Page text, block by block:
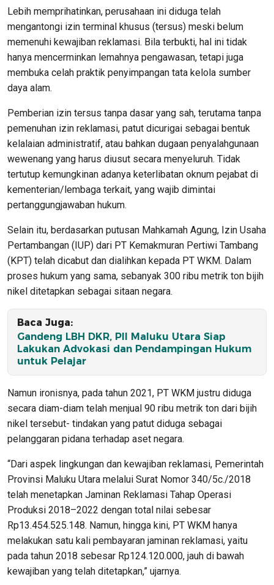
Lebih memprihatinkan, perusahaan ini diduga telah
mengantongi izin terminal khusus (tersus) meski belum
memenuhi kewajiban reklamasi. Bila terbukti, hal ini tidak
hanya mencerminkan lemahnya pengawasan, tetapi juga
membuka celah praktik penyimpangan tata kelola sumber
daya alam.
Pemberian izin tersus tanpa dasar yang sah, terutama tanpa
pemenuhan izin reklamasi, patut dicurigai sebagai bentuk
kelalaian administratif, atau bahkan dugaan penyalahgunaan
wewenang yang harus diusut secara menyeluruh. Tidak
tertutup kemungkinan adanya keterlibatan oknum pejabat di
kementerian/lembaga terkait, yang wajib dimintai
pertanggungjawaban hukum.
Selain itu, berdasarkan putusan Mahkamah Agung, Izin Usaha
Pertambangan (IUP) dari PT Kemakmuran Pertiwi Tambang
(KPT) telah dicabut dan dialihkan kepada PT WKM. Dalam
proses hukum yang sama, sebanyak 300 ribu metrik ton bijih
nikel ditetapkan sebagai sitaan negara.
Baca Juga:
Gandeng LBH DKR, PII Maluku Utara Siap
Lakukan Advokasi dan Pendampingan Hukum
untuk Pelajar
Namun ironisnya, pada tahun 2021, PT WKM justru diduga
secara diam-diam telah menjual 90 ribu metrik ton dari bijih
nikel tersebut- tindakan yang patut diduga sebagai
pelanggaran pidana terhadap aset negara.
“Dari aspek lingkungan dan kewajiban reklamasi, Pemerintah
Provinsi Maluku Utara melalui Surat Nomor 340/5c./2018
telah menetapkan Jaminan Reklamasi Tahap Operasi
Produksi 2018–2022 dengan total nilai sebesar
Rp13.454.525.148. Namun, hingga kini, PT WKM hanya
melakukan satu kali pembayaran jaminan reklamasi, yaitu
pada tahun 2018 sebesar Rp124.120.000, jauh di bawah
kewajiban yang telah ditetapkan,” ujarnya.